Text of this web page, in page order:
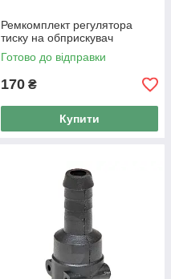
Ремкомплект регулятора
тиску на обприскувач
Готово до відправки
170 ₴
Купити